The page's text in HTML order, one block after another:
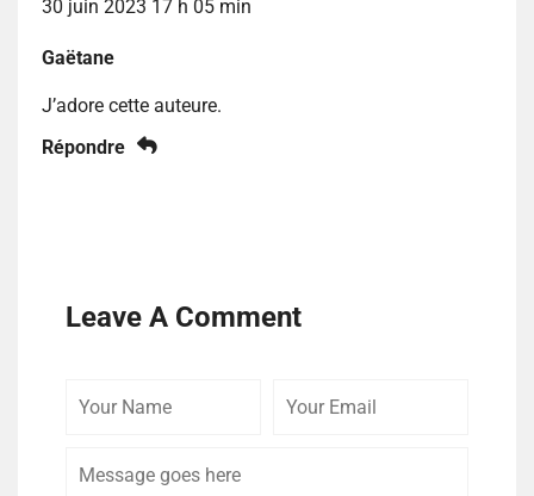
30 juin 2023 17 h 05 min
Gaëtane
J’adore cette auteure.
Répondre
Leave A Comment